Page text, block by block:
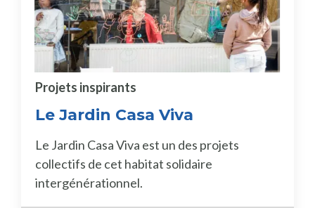
Le Jardin Casa Viva
Projets inspirants
Le Jardin Casa Viva est un des projets
collectifs de cet habitat solidaire
intergénérationnel.